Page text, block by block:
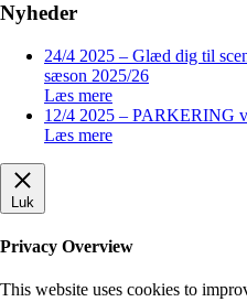
Nyheder
24/4 2025 – Glæd dig til
sæson 2025/26
Læs mere
12/4 2025 – PARKERING
Læs mere
Luk
Privacy Overview
This website uses cookies to